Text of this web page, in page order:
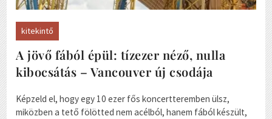
kitekintő
A jövő fából épül: tízezer néző, nulla
kibocsátás – Vancouver új csodája
Képzeld el, hogy egy 10 ezer fős koncertteremben ülsz,
miközben a tető fölötted nem acélból, hanem fából készült,